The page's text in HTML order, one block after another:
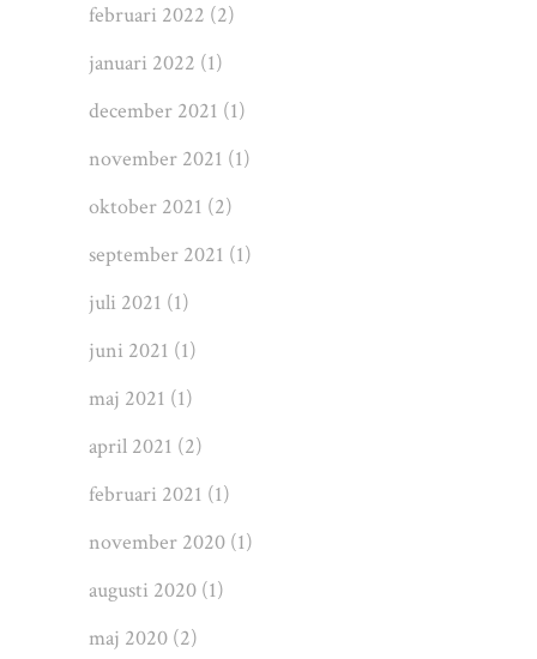
februari 2022 (2)
januari 2022 (1)
december 2021 (1)
november 2021 (1)
oktober 2021 (2)
september 2021 (1)
juli 2021 (1)
juni 2021 (1)
maj 2021 (1)
april 2021 (2)
februari 2021 (1)
november 2020 (1)
augusti 2020 (1)
maj 2020 (2)